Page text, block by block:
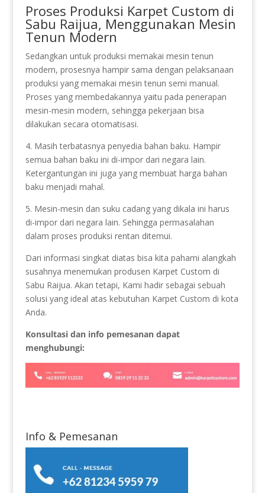
Proses Produksi Karpet Custom di
Sabu Raijua, Menggunakan Mesin
Tenun Modern
Sedangkan untuk produksi memakai mesin tenun
modern, prosesnya hampir sama dengan pelaksanaan
produksi yang memakai mesin tenun semi manual.
Proses yang membedakannya yaitu pada penerapan
mesin-mesin modern, sehingga pekerjaan bisa
dilakukan secara otomatisasi.
4. Masih terbatasnya penyedia bahan baku. Hampir
semua bahan baku ini di-impor dari negara lain.
Ketergantungan ini juga yang membuat harga bahan
baku menjadi mahal.
5. Mesin-mesin dan suku cadang yang dikala ini harus
di-impor dari negara lain. Sehingga permasalahan
dalam proses produksi rentan ditemui.
Dari informasi singkat diatas bisa kita pahami alangkah
susahnya menemukan produsen Karpet Custom di
Sabu Raijua. Akan tetapi, Kami hadir sebagai sebuah
solusi yang ideal atas kebutuhan Karpet Custom di kota
Anda.
Konsultasi dan info pemesanan dapat
menghubungi:
Info & Pemesanan